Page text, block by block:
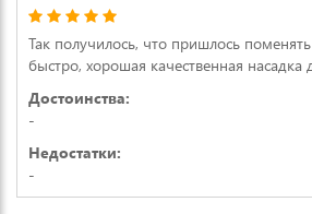
Так получилось, что пришлось
быстро, хорошая качественная насадка
Достоинства:
-
Недостатки:
-